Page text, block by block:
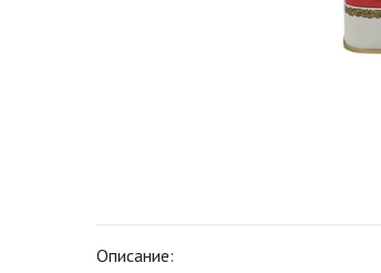
Описание: